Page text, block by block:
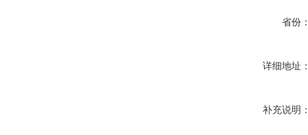
省份
详细地址
补充说明